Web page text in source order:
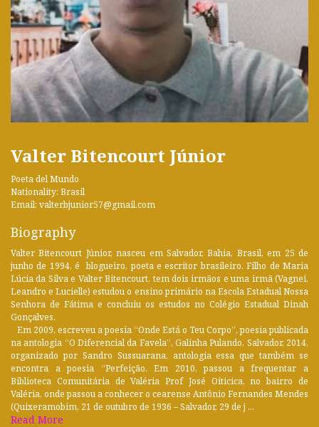
Valter Bitencourt Júnior
Poeta del Mundo
Nationality: Brasil
Email: valterbjunior57@gmail.com
Biography
Valter Bitencourt Júnior, nasceu em Salvador, Bahia, Brasil, em 25 de
junho de 1994, é blogueiro, poeta e escritor brasileiro. Filho de Maria
Lúcia da Silva e Valter Bitencourt, tem dois irmãos e uma irmã (Vagnei,
Leandro e Lucielle) estudou o ensino primário na Escola Estadual Nossa
Senhora de Fátima e concluiu os estudos no Colégio Estadual Dinah
Gonçalves.
Em 2009, escreveu a poesia “Onde Está o Teu Corpo”, poesia publicada
na antologia “O Diferencial da Favela”, Galinha Pulando, Salvador, 2014,
organizado por Sandro Sussuarana, antologia essa que também se
encontra a poesia “Perfeição. Em 2010, passou a frequentar a
Biblioteca Comunitária de Valéria Prof José Oiticica, no bairro de
Valéria, onde passou a conhecer o cearense Antônio Fernandes Mendes
(Quixeramobim, 21 de outubro de 1936 – Salvador, 29 de j ...
Read More